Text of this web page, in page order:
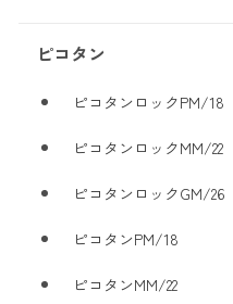
ピコタン
ピコタンロックPM/18
ピコタンロックMM/22
ピコタンロックGM/26
ピコタンPM/18
ピコタンMM/22